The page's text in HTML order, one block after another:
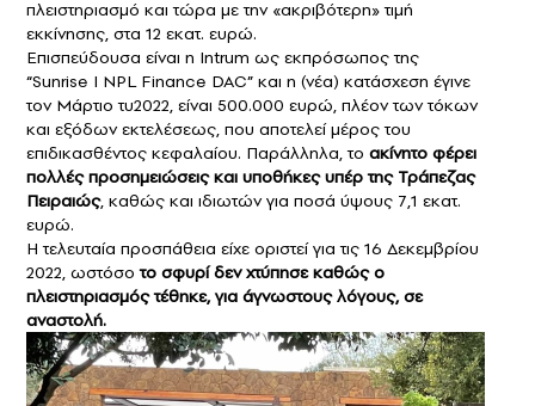
πλειστηριασμό και τώρα με την «ακριβότερη» τιμή
εκκίνησης, στα 12 εκατ. ευρώ.
Επισπεύδουσα είναι η Intrum ως εκπρόσωπος της
“Sunrise I NPL Finance DAC” και η (νέα) κατάσχεση έγινε
τον Μάρτιο τυ2022, είναι 500.000 ευρώ, πλέον των τόκων
και εξόδων εκτελέσεως, που αποτελεί μέρος του
επιδικασθέντος κεφαλαίου. Παράλληλα, το ακίνητο φέρει
πολλές προσημειώσεις και υποθήκες υπέρ της Τράπεζας
Πειραιώς, καθώς και ιδιωτών για ποσά ύψους 7,1 εκατ.
ευρώ.
Η τελευταία προσπάθεια είχε οριστεί για τις 16 Δεκεμβρίου
2022, ωστόσο το σφυρί δεν χτύπησε καθώς ο
πλειστηριασμός τέθηκε, για άγνωστους λόγους, σε
αναστολή.